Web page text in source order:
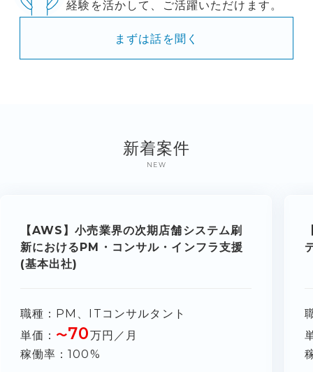
経験を活かして、ご活躍いただけます。
まずは話を聞く
新着案件
NEW
【AWS】小売業界の次期店舗システム刷
新におけるPM・コンサル・インフラ支援
(基本出社)
職種
PM、ITコンサルタント
単価
〜70万円／月
稼働率
100%